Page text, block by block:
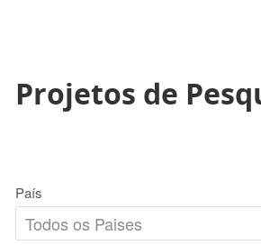
Projetos de
País